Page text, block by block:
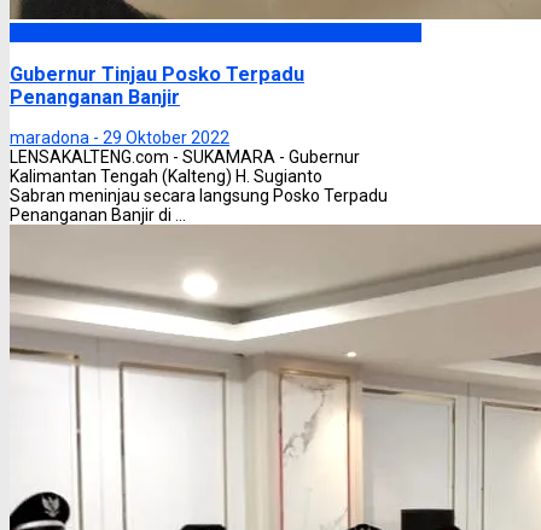
Gubernur Tinjau Posko Terpadu
Penanganan Banjir
maradona - 29 Oktober 2022
LENSAKALTENG.com - SUKAMARA - Gubernur
Kalimantan Tengah (Kalteng) H. Sugianto
Sabran meninjau secara langsung Posko Terpadu
Penanganan Banjir di ...